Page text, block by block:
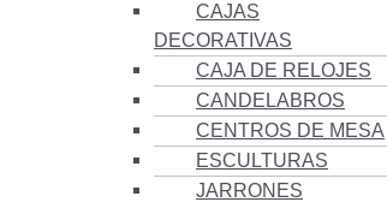
CAJAS
DECORATIVAS
CAJA DE RELOJES
CANDELABROS
CENTROS DE MESA
ESCULTURAS
JARRONES